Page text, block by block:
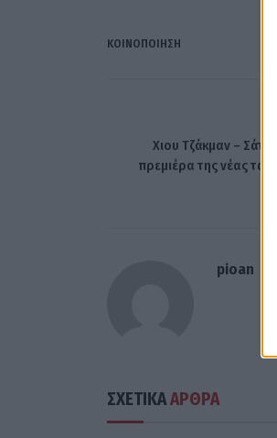
ΚΟΙΝΟΠΟΊΗΣΗ
Χιου Τζάκμαν –
πρεμιέρα της νέας
pioan
ΣΧΕΤΙΚΑΑΡΘΡΑ